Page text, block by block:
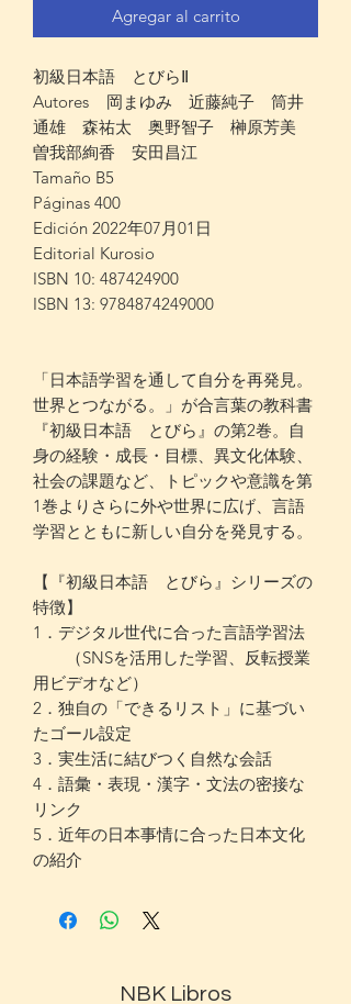
Agregar al carrito
初級日本語 とびらⅡ
Autores 岡まゆみ 近藤純子 筒井
通雄 森祐太 奥野智子 榊原芳美
曽我部絢香 安田昌江
Tamaño B5
Páginas 400
Edición 2022年07月01日
Editorial Kurosio
ISBN 10: 487424900
ISBN 13: 9784874249000
「日本語学習を通して自分を再発見。
世界とつながる。」が合言葉の教科書
『初級日本語 とびら』の第2巻。自
身の経験・成長・目標、異文化体験、
社会の課題など、トピックや意識を第
1巻よりさらに外や世界に広げ、言語
学習とともに新しい自分を発見する。
【『初級日本語 とびら』シリーズの
特徴】
1．デジタル世代に合った言語学習法
（SNSを活用した学習、反転授業
用ビデオなど）
2．独自の「できるリスト」に基づい
たゴール設定
3．実生活に結びつく自然な会話
4．語彙・表現・漢字・文法の密接な
リンク
5．近年の日本事情に合った日本文化
の紹介
NBK Libros